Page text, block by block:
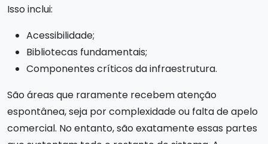
Isso inclui:
Acessibilidade;
Bibliotecas fundamentais;
Componentes críticos da infraestrutura.
São áreas que raramente recebem atenção
espontânea, seja por complexidade ou falta de apelo
comercial. No entanto, são exatamente essas partes